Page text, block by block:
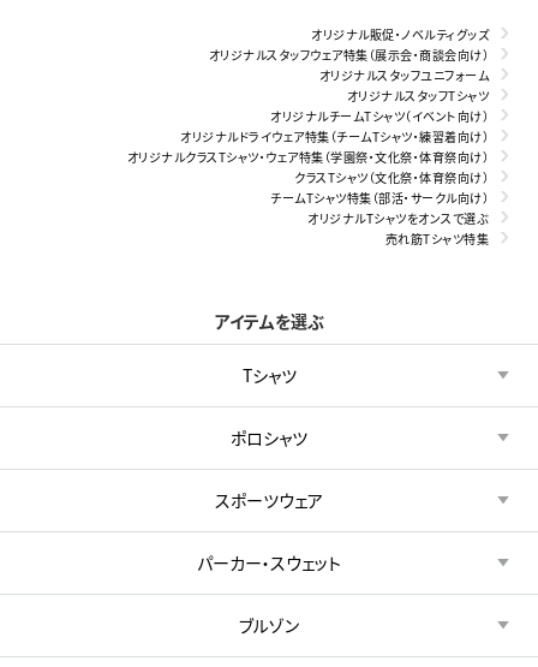
オリジナル販促・ノベルティグッズ
オリジナルスタッフウェア特集（展示会・商談会向け）
オリジナルスタッフユニフォーム
オリジナルスタッフTシャツ
オリジナルチームTシャツ（イベント向け）
オリジナルドライウェア特集（チームTシャツ・練習着向け）
オリジナルクラスTシャツ・ウェア特集（学園祭・文化祭・体育祭向け）
クラスTシャツ（文化祭・体育祭向け）
チームTシャツ特集（部活・サークル向け）
オリジナルTシャツをオンスで選ぶ
売れ筋Tシャツ特集
アイテムを選ぶ
Tシャツ
ポロシャツ
スポーツウェア
パーカー・スウェット
ブルゾン